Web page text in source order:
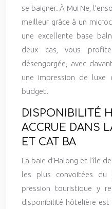
se baigner. À Mui Ne,
meilleur grâce à un
une excellente base
deux cas, vous
désengorgée, avec
une impression de luxe
budget.
DISPONIBILITÉ
ACCRUE DANS
ET CAT BA
La baie d’Halong et l’île
les plus convoitées du
pression touristique y
disponibilité hôtelière